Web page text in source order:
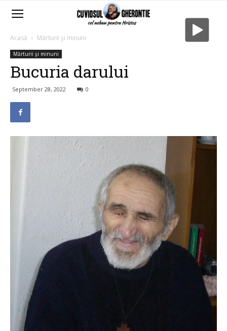
Acasă Mărturii şi minuni
Mărturii şi minuni
Bucuria darului
September 28, 2022 0